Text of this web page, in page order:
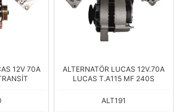
12V 70A
ALTERNATÖR LUCAS 12V.70A
LUCAS T.A115 MF 240S
ALT191